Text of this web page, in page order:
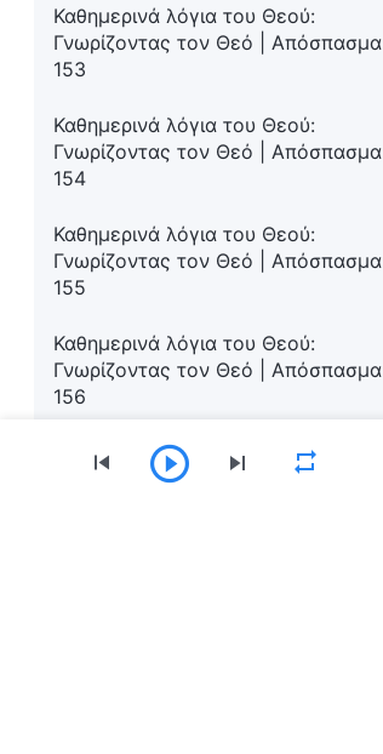
Καθημερινά λόγια του Θεού:
Γνωρίζοντας τον Θεό | Απόσπασμα
153
Καθημερινά λόγια του Θεού:
Γνωρίζοντας τον Θεό | Απόσπασμα
154
Καθημερινά λόγια του Θεού:
Γνωρίζοντας τον Θεό | Απόσπασμα
155
Καθημερινά λόγια του Θεού:
Γνωρίζοντας τον Θεό | Απόσπασμα
156
Καθημερινά λόγια του Θεού:
Γνωρίζοντας τον Θεό | Απόσπασμα